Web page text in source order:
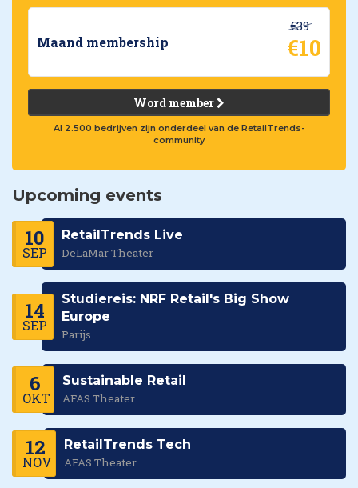
Maand membership
€39
€10
Word member
Al 2.500 bedrijven zijn onderdeel van de RetailTrends-
community
Upcoming events
10
SEP
RetailTrends Live
DeLaMar Theater
14
SEP
Studiereis: NRF Retail's Big Show
Europe
Parijs
6
OKT
Sustainable Retail
AFAS Theater
12
NOV
RetailTrends Tech
AFAS Theater